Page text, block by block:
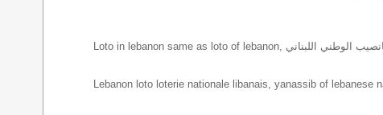
Lebanon loto loterie nationale libanais, yanassib of